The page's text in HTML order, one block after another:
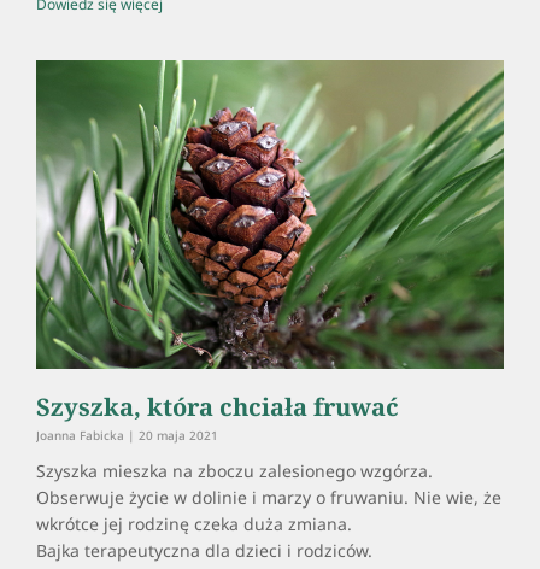
Szyszka, która chciała fruwać
Joanna Fabicka 20 maja 2021
Szyszka mieszka na zboczu zalesionego wzgórza.
Obserwuje życie w dolinie i marzy o fruwaniu. Nie wie, że
wkrótce jej rodzinę czeka duża zmiana.
Bajka terapeutyczna dla dzieci i rodziców.